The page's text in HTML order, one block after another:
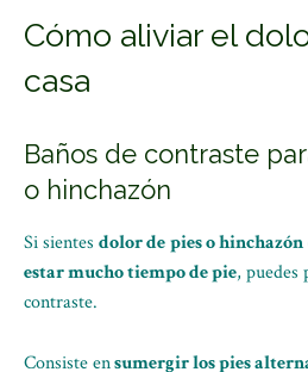
Cómo aliviar el
casa
Baños de contraste
o hinchazón
Si sientes dolor depies ohinchazón
estar mucho tiempo de pie, puedes
contraste.
Consiste ensumergir los pies